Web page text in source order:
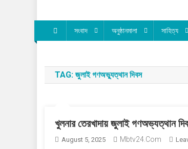
সংবাদ অনুষ্ঠানমালা সাহিত্য
TAG: জুলাই গণঅভ্যুত্থান দিবস
খুলনার তেরখাদায় জুলাই গণঅভ্যত্থান
August 5, 2025 Mbtv24.com